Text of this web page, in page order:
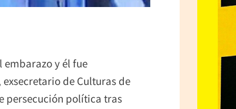
y él fue
de Culturas de
persecución política tras